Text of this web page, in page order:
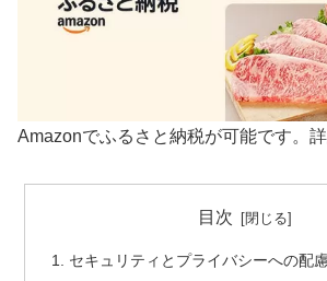
Amazonでふるさと納税が可能です。
目次
セキュリティとプライバシーへの配慮